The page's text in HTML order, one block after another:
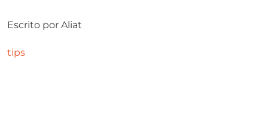
Escrito por Aliat
tips